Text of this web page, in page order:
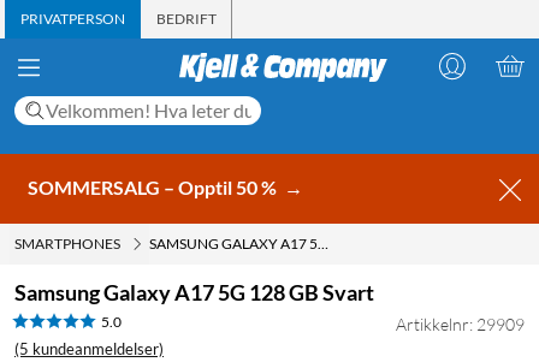
PRIVATPERSON BEDRIFT
SOMMERSALG – Opptil 50 % →
SMARTPHONES SAMSUNG GALAXY A17 5G 128 GB SVART
Samsung Galaxy A17 5G 128 GB Svart
5.0
(5 kundeanmeldelser)
Artikkelnr: 29909